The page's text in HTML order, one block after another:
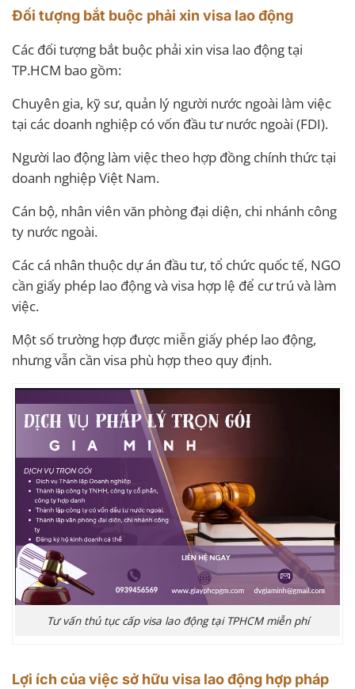
Đối tượng bắt buộc phải xin visa lao động
Các đối tượng bắt buộc phải xin visa lao động tại
TP.HCM bao gồm:
Chuyên gia, kỹ sư, quản lý người nước ngoài làm việc
tại các doanh nghiệp có vốn đầu tư nước ngoài (FDI).
Người lao động làm việc theo hợp đồng chính thức tại
doanh nghiệp Việt Nam.
Cán bộ, nhân viên văn phòng đại diện, chi nhánh công
ty nước ngoài.
Các cá nhân thuộc dự án đầu tư, tổ chức quốc tế, NGO
cần giấy phép lao động và visa hợp lệ để cư trú và làm
việc.
Một số trường hợp được miễn giấy phép lao động,
nhưng vẫn cần visa phù hợp theo quy định.
Tư vấn thủ tục cấp visa lao động tại TPHCM miễn phí
Lợi ích của việc sở hữu visa lao động hợp pháp